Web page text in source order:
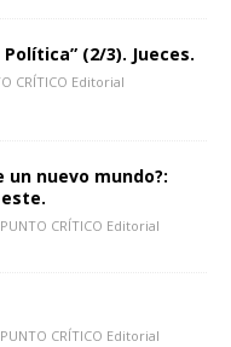
(2/3). Jueces.
CRÍTICO Editorial
un nuevo mundo?:
PUNTO CRÍTICO Editorial
PUNTO CRÍTICO Editorial